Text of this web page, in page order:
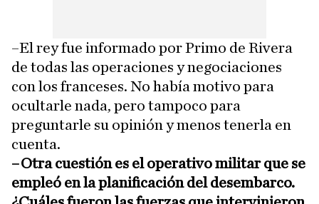
–El rey fue informado por Primo de Rivera
de todas las operaciones y negociaciones
con los franceses. No había motivo para
ocultarle nada, pero tampoco para
preguntarle su opinión y menos tenerla en
cuenta.
–Otra cuestión es el operativo militar que se
empleó en la planificación del desembarco.